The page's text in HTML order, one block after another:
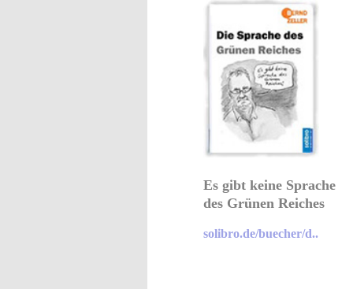
Es gibt keine Sprache
des Grünen Reiches
solibro.de/buecher/d..